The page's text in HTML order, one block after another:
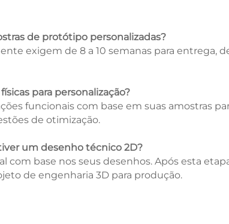
de protótipo personalizadas?
exigem de 8 a 10 semanas para entrega,
para personalização?
funcionais com base em suas amostras
de otimização.
um desenho técnico 2D?
com base nos seus desenhos. Após esta
de engenharia 3D para produção.